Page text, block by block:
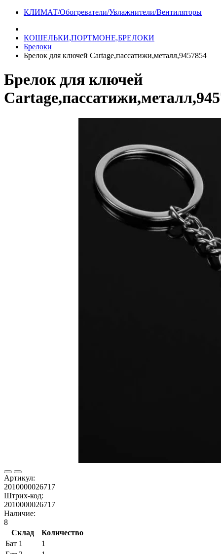
КЛИМАТ/Обогреватели/Увлажнители/Вентиляторы
КОШЕЛЬКИ,ПОРТМОНЕ,БРЕЛОКИ
Брелоки
Брелок для ключей Cartage,пассатижи,металл,9457854
Брелок для ключей
Артикул:
2010000026717
Штрих-код:
2010000026717
Наличие:
8
Склад
Количество
Бат 1
1